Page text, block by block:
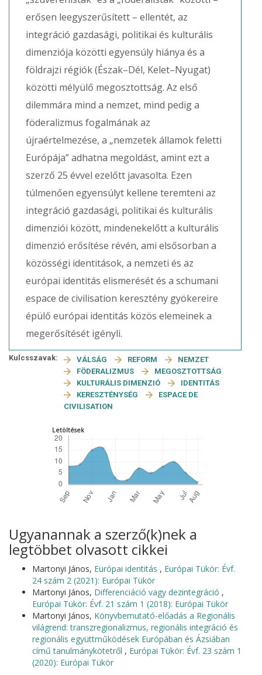
erősen leegyszerűsített – ellentét, az
integráció gazdasági, politikai és kulturális
dimenziója közötti egyensúly hiánya és a
földrajzi régiók (Észak–Dél, Kelet–Nyugat)
közötti mélyülő megosztottság. Az első
dilemmára mind a nemzet, mind pedig a
föderalizmus fogalmának az
újraértelmezése, a „nemzetek államok feletti
Európája” adhatna megoldást, amint ezt a
szerző 25 évvel ezelőtt javasolta. Ezen
túlmenően egyensúlyt kellene teremteni az
integráció gazdasági, politikai és kulturális
dimenziói között, mindenekelőtt a kulturális
dimenzió erősítése révén, ami elsősorban a
közösségi identitások, a nemzeti és az
európai identitás elismerését és a schumani
espace de civilisation keresztény gyökereire
épülő európai identitás közös elemeinek a
megerősítését igényli.
Kulcsszavak: VÁLSÁG REFORM
NEMZET
FÖDERALIZMUS
MEGOSZTOTTSÁG
KULTURÁLIS DIMENZIÓ
IDENTITÁS
KERESZTÉNYSÉG
ESPACE DE
CIVILISATION
Letöltések
Ugyanannak a szerző(k)nek a
legtöbbet olvasott cikkei
Martonyi János, Európai identitás , Európai Tükör: Évf.
24 szám 2 (2021): Európai Tükör
Martonyi János, Differenciáció vagy dezintegráció ,
Európai Tükör: Évf. 21 szám 1 (2018): Európai Tükör
Martonyi János, Könyvbemutató-előadás a Regionális
világrend: transzregionalizmus, regionális integráció és
regionális együttműködések Európában és Ázsiában
című tanulmánykötetről , Európai Tükör: Évf. 23 szám 1
(2020): Európai Tükör